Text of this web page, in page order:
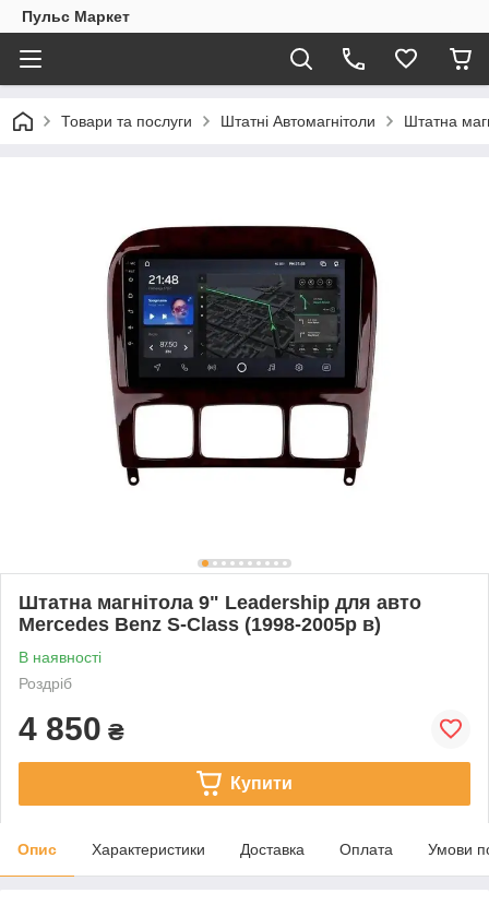
Пульс Маркет
Товари та послуги Штатні Автомагнітоли Штатна
Штатна магнітола 9" Leadership для авто
Mercedes Benz S-Class (1998-2005р в)
В наявності
Роздріб
4 850 ₴
Купити
Опис Характеристики Доставка Оплата Умови